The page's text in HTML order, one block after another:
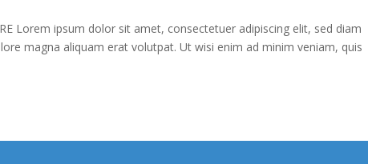
Lorem ipsum dolor sit amet, consectetuer adipiscing elit, sed diam
magna aliquam erat volutpat. Ut wisi enim ad minim veniam, quis